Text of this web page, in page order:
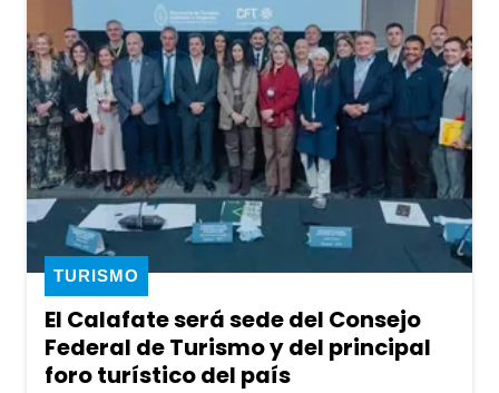
El Calafate será sede del Consejo
Federal de Turismo y del principal
foro turístico del país
TURISMO